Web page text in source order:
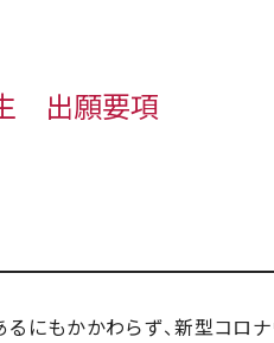
出願要項
るにもかかわらず、新型コ